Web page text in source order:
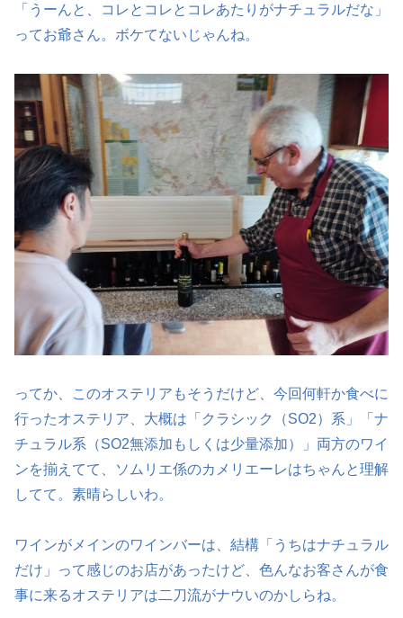
「うーんと、コレとコレとコレあたりがナチュラルだな」
ってお爺さん。ボケてないじゃんね。
ってか、このオステリアもそうだけど、今回何軒か食べに
行ったオステリア、大概は「クラシック（SO2）系」「ナ
チュラル系（SO2無添加もしくは少量添加）」両方のワイ
ンを揃えてて、ソムリエ係のカメリエーレはちゃんと理解
してて。素晴らしいわ。
ワインがメインのワインバーは、結構「うちはナチュラル
だけ」って感じのお店があったけど、色んなお客さんが食
事に来るオステリアは二刀流がナウいのかしらね。